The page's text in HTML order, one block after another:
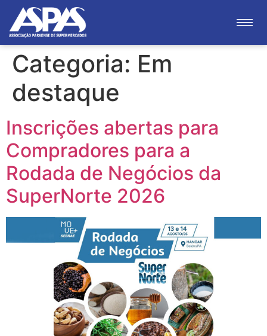
Categoria: Em
destaque
Inscrições abertas para
Compradores para a
Rodada de Negócios da
SuperNorte 2026